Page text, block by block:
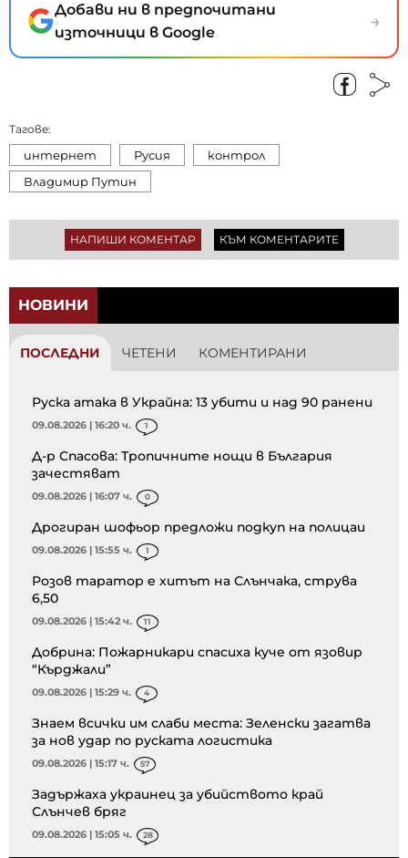
Добави ни в предпочитани
източници в Google
→
Тагове:
интернет Русия
контрол
Владимир Путин
НАПИШИ КОМЕНТАР КЪМ КОМЕНТАРИТЕ
НОВИНИ
ПОСЛЕДНИ ЧЕТЕНИ КОМЕНТИРАНИ
Руска атака в Украйна: 13 убити и над 90 ранени
09.08.2026 | 16:20 ч. 1
Д-р Спасова: Тропичните нощи в България
зачестяват
09.08.2026 | 16:07 ч. 0
Дрогиран шофьор предложи подкуп на полицаи
09.08.2026 | 15:55 ч. 1
Розов таратор е хитът на Слънчака, струва
6,50
09.08.2026 | 15:42 ч. 11
Добрина: Пожарникари спасиха куче от язовир
“Кърджали”
09.08.2026 | 15:29 ч. 4
Знаем всички им слаби места: Зеленски загатва
за нов удар по руската логистика
09.08.2026 | 15:17 ч. 57
Задържаха украинец за убийството край
Слънчев бряг
09.08.2026 | 15:05 ч. 28